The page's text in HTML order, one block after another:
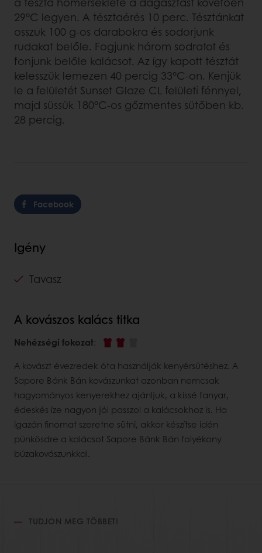
29°C legyen. A tésztaérés 10 perc. Tésztánkat
osszuk 100 g-os darabokra és sodorjunk
rudakat belőle. Fogjunk három sodratot és
fonjunk belőle kalácsot. Az így kapott tésztát
kelesszük lemezen 40 percig 33°C-on. Kenjük
le a felületét Sunset Glaze CL felületi fénnyel,
majd süssük 180°C-os gőzmentes sütőben kb.
28 percig.
Facebook
Igény
Tavasz
A kovászos kalács titka
Nehézségi fokozat:
A kovászt évezredek óta használják kenyérsütéshez. A
Sapore Bánk Bán kovászunkat azonban nemcsak
hagyományos kenyerekhez ajánljuk, a kissé fanyar,
édeskés íze nagyon jól passzol a kalácsokhoz is. Ha
igazán finomat szeretne sütni, akkor készítse idén
pünkösdre a kalácsot Sapore Bánk Bán folyékony
búzakovászunkkal.
TUDJON MEG TÖBBET!